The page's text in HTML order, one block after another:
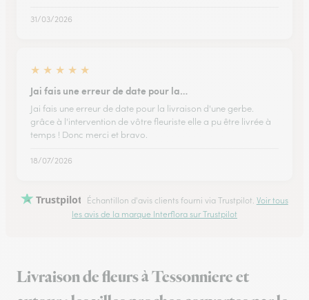
31/03/2026
★ ★ ★ ★ ★
Jai fais une erreur de date pour la…
Jai fais une erreur de date pour la livraison d'une gerbe.
grâce à l'intervention de vôtre fleuriste elle a pu être livrée à
temps ! Donc merci et bravo.
18/07/2026
Trustpilot Échantillon d'avis clients fourni via Trustpilot. Voir tous
les avis de la marque Interflora sur Trustpilot
Livraison de fleurs à Tessonniere et